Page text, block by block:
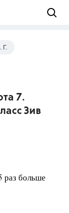
Г.
7.
Зив
раз больше